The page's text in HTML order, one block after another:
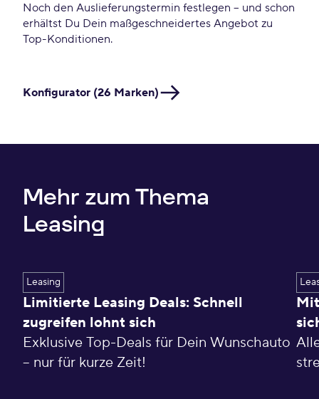
Noch den Auslieferungstermin festlegen – und schon
erhältst Du Dein maßgeschneidertes Angebot zu
Top-Konditionen.
Konfigurator (26 Marken)
Mehr zum Thema
Leasing
Leasing
Limitierte Leasing Deals: Schnell
zugreifen lohnt sich
Exklusive Top-Deals für Dein Wunschauto
– nur für kurze Zeit!